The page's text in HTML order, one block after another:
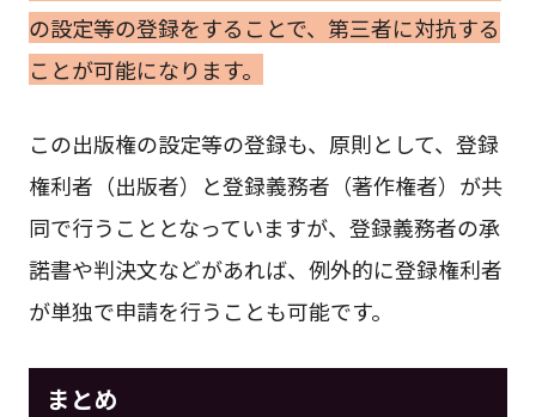
の設定等の登録をすることで、第三者に対抗する
ことが可能になります。
この出版権の設定等の登録も、原則として、登録
権利者（出版者）と登録義務者（著作権者）が共
同で行うこととなっていますが、登録義務者の承
諾書や判決文などがあれば、例外的に登録権利者
が単独で申請を行うことも可能です。
まとめ